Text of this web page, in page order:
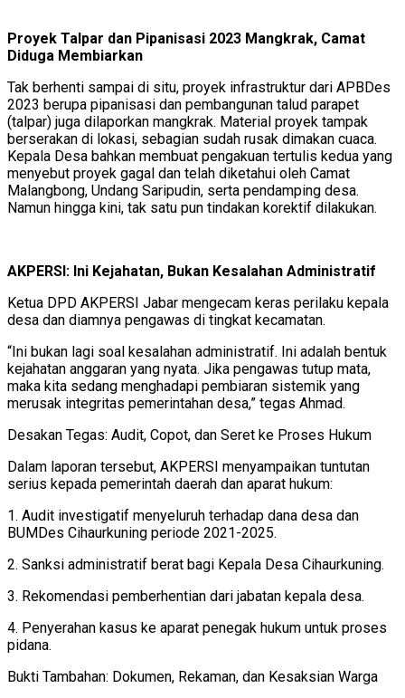
Proyek Talpar dan Pipanisasi 2023 Mangkrak, Camat
Diduga Membiarkan
Tak berhenti sampai di situ, proyek infrastruktur dari APBDes
2023 berupa pipanisasi dan pembangunan talud parapet
(talpar) juga dilaporkan mangkrak. Material proyek tampak
berserakan di lokasi, sebagian sudah rusak dimakan cuaca.
Kepala Desa bahkan membuat pengakuan tertulis kedua yang
menyebut proyek gagal dan telah diketahui oleh Camat
Malangbong, Undang Saripudin, serta pendamping desa.
Namun hingga kini, tak satu pun tindakan korektif dilakukan.
AKPERSI: Ini Kejahatan, Bukan Kesalahan Administratif
Ketua DPD AKPERSI Jabar mengecam keras perilaku kepala
desa dan diamnya pengawas di tingkat kecamatan.
“Ini bukan lagi soal kesalahan administratif. Ini adalah bentuk
kejahatan anggaran yang nyata. Jika pengawas tutup mata,
maka kita sedang menghadapi pembiaran sistemik yang
merusak integritas pemerintahan desa,” tegas Ahmad.
Desakan Tegas: Audit, Copot, dan Seret ke Proses Hukum
Dalam laporan tersebut, AKPERSI menyampaikan tuntutan
serius kepada pemerintah daerah dan aparat hukum:
1. Audit investigatif menyeluruh terhadap dana desa dan
BUMDes Cihaurkuning periode 2021-2025.
2. Sanksi administratif berat bagi Kepala Desa Cihaurkuning.
3. Rekomendasi pemberhentian dari jabatan kepala desa.
4. Penyerahan kasus ke aparat penegak hukum untuk proses
pidana.
Bukti Tambahan: Dokumen, Rekaman, dan Kesaksian Warga